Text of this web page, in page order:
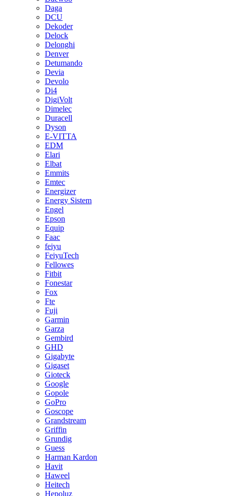
Daga
DCU
Dekoder
Delock
Delonghi
Denver
Detumando
Devia
Devolo
Di4
DigiVolt
Dimelec
Duracell
Dyson
E-VITTA
EDM
Elari
Elbat
Emmits
Emtec
Energizer
Energy Sistem
Engel
Epson
Equip
Faac
feiyu
FeiyuTech
Fellowes
Fitbit
Fonestar
Fox
Fte
Fuji
Garmin
Garza
Gembird
GHD
Gigabyte
Gigaset
Gioteck
Google
Gopole
GoPro
Goscope
Grandstream
Griffin
Grundig
Guess
Harman Kardon
Havit
Haweel
Heitech
Hepoluz